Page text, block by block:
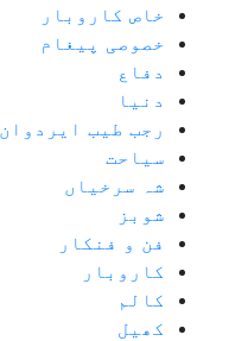
خاص کاروبار
خصوصی پیغام
دفاع
دنیا
رجب طیب ایردوان
سیاحت
شہ سرخیاں
شوبز
فن و فنکار
کاروبار
کالم
کھیل